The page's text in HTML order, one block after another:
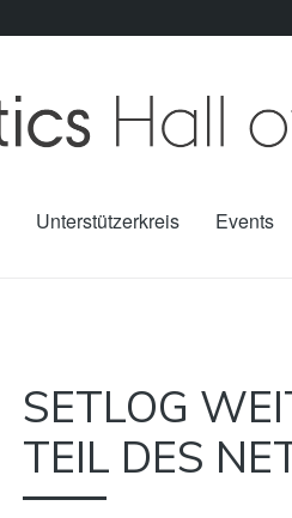
Unterstützerkreis Events
SETLOG
TEIL DES